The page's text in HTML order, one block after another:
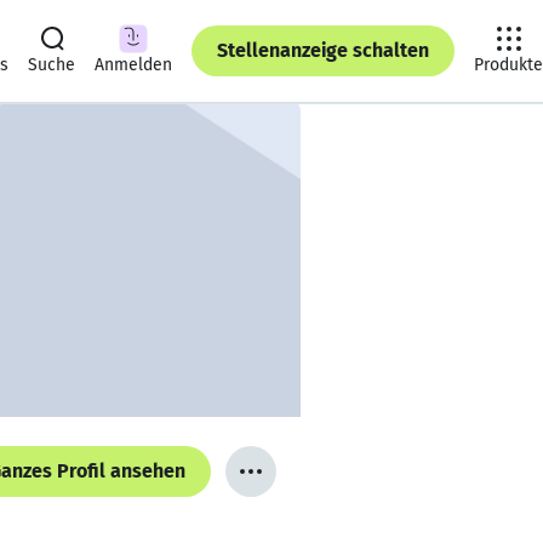
Suche Anmelden
Stellenanzeige schalten
Produkte
Profil ansehen